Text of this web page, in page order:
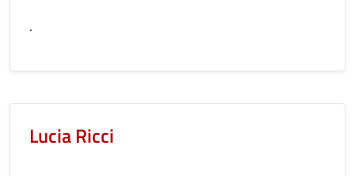
.
Lucia Ricci